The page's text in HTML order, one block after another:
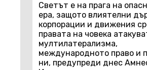
Светът е на прага на
ера, защото влиятелни
корпорации и движения
правата на човека
мултилатерализма,
международното право и
ни, предупреди днес